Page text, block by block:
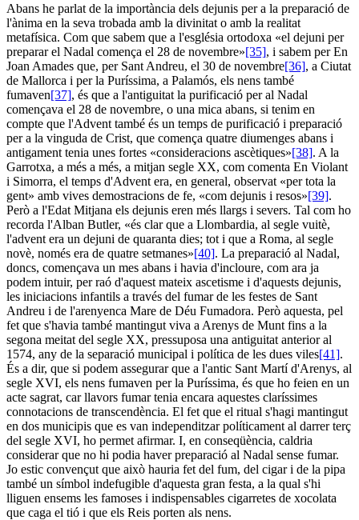
Abans he parlat de la importància dels dejunis per a la preparació de
l'ànima en la seva trobada amb la divinitat o amb la realitat
metafísica. Com que sabem que a l'església ortodoxa «el dejuni per
preparar el Nadal comença el 28 de novembre»[35], i sabem per En
Joan Amades que, per Sant Andreu, el 30 de novembre[36], a Ciutat
de Mallorca i per la Puríssima, a Palamós, els nens també
fumaven[37], és que a l'antiguitat la purificació per al Nadal
començava el 28 de novembre, o una mica abans, si tenim en
compte que l'Advent també és un temps de purificació i preparació
per a la vinguda de Crist, que comença quatre diumenges abans i
antigament tenia unes fortes «consideracions ascètiques»[38]. A la
Garrotxa, a més a més, a mitjan segle XX, com comenta En Violant
i Simorra, el temps d'Advent era, en general, observat «per tota la
gent» amb vives demostracions de fe, «com dejunis i resos»[39].
Però a l'Edat Mitjana els dejunis eren més llargs i severs. Tal com ho
recorda l'Alban Butler, «és clar que a Llombardia, al segle vuitè,
l'advent era un dejuni de quaranta dies; tot i que a Roma, al segle
novè, només era de quatre setmanes»[40]. La preparació al Nadal,
doncs, començava un mes abans i havia d'incloure, com ara ja
podem intuir, per raó d'aquest mateix ascetisme i d'aquests dejunis,
les iniciacions infantils a través del fumar de les festes de Sant
Andreu i de l'arenyenca Mare de Déu Fumadora. Però aquesta, pel
fet que s'havia també mantingut viva a Arenys de Munt fins a la
segona meitat del segle XX, pressuposa una antiguitat anterior al
1574, any de la separació municipal i política de les dues viles[41].
És a dir, que si podem assegurar que a l'antic Sant Martí d'Arenys, al
segle XVI, els nens fumaven per la Puríssima, és que ho feien en un
acte sagrat, car llavors fumar tenia encara aquestes claríssimes
connotacions de transcendència. El fet que el ritual s'hagi mantingut
en dos municipis que es van independitzar políticament al darrer terç
del segle XVI, ho permet afirmar. I, en conseqüència, caldria
considerar que no hi podia haver preparació al Nadal sense fumar.
Jo estic convençut que això hauria fet del fum, del cigar i de la pipa
també un símbol indefugible d'aquesta gran festa, a la qual s'hi
lliguen ensems les famoses i indispensables cigarretes de xocolata
que caga el tió i que els Reis porten als nens.